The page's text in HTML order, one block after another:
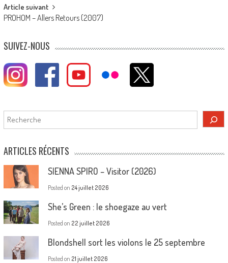
Article suivant
PROHOM – Allers Retours (2007)
SUIVEZ-NOUS
Rechercher
ARTICLES RÉCENTS
SIENNA SPIRO – Visitor (2026)
Posted on 24 juillet 2026
She’s Green : le shoegaze au vert
Posted on 22 juillet 2026
Blondshell sort les violons le 25 septembre
Posted on 21 juillet 2026